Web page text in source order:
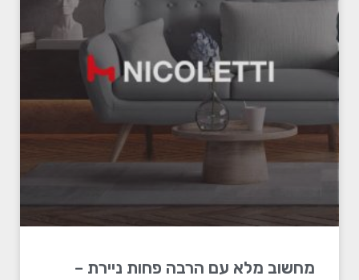
מחשוב מלא עם הרבה פחות ניירת –